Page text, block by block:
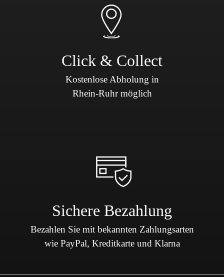
Click & Collect
Kostenlose Abholung in
Rhein-Ruhr möglich
Sichere Bezahlung
Bezahlen Sie mit bekannten Zahlungsarten
wie PayPal, Kreditkarte und Klarna